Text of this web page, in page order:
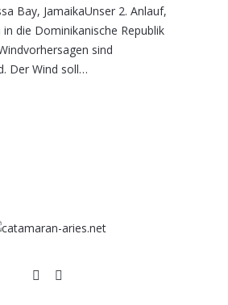
Bay, JamaikaUnser 2. Anlauf,
die Dominikanische Republik
sind
Der Wind soll…